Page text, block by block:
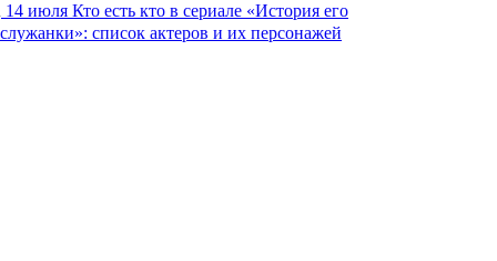
14 июля Кто есть кто в сериале «История его
служанки»: список актеров и их персонажей